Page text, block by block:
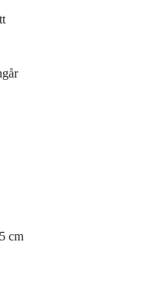
cm